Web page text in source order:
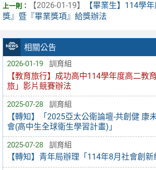
相關公告
2026-01-19 訓育組
【教育旅行】成功高中114學年度高二教
旅」影片競賽辦法
2025-07-28 訓育組
【轉知】「2025亞太公衛論壇-共創健 康
會(高中生全球衛生學習計畫)」
2025-07-28 訓育組
【轉知】青年局辦理「114年8月社會創新
【2026-01-19】
【畢業生】114學
獎』暨『畢業獎項』給獎辦法